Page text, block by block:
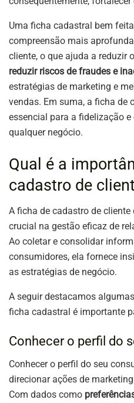
Uma ficha cadastral bem
compreensão mais
cliente, o que ajuda a reduzir
reduzir riscos de fraudes e
estratégias de marketing e
vendas. Em suma, a ficha de
essencial para a fidelização
qualquer negócio.
Qual é a
cadastro de
A ficha de cadastro de cliente
crucial na gestão eficaz de
Ao coletar e consolidar
consumidores, ela fornece
as estratégias de negócio.
A seguir destacamos
ficha cadastral é importante
Conhecer o perfil do
Conhecer o perfil do seu
direcionar ações de
Com dados como